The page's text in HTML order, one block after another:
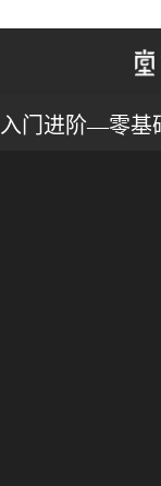
入门进阶—零基